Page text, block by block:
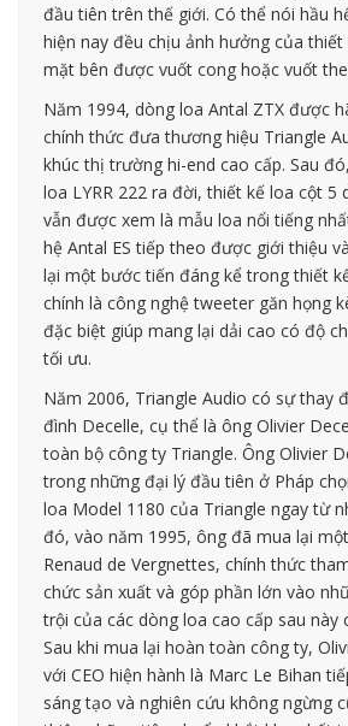
đầu tiên trên thế giới. Có thể nói hầu
hiện nay đều chịu ảnh hưởng của
mặt bên được vuốt cong hoặc vuốt
Năm 1994, dòng loa Antal ZTX được
chính thức đưa thương hiệu Triangle
khúc thị trường hi-end cao cấp. Sau
loa LYRR 222 ra đời, thiết kế loa cột 5
vẫn được xem là mẫu loa nổi tiếng
hệ Antal ES tiếp theo được giới thiệu
lại một bước tiến đáng kể trong thiết
chính là công nghệ tweeter găn họng
đặc biệt giúp mang lại dải cao có độ
tối ưu.
Năm 2006, Triangle Audio có sự thay
đình Decelle, cụ thể là ông Olivier
toàn bộ công ty Triangle. Ông Olivier
trong những đại lý đầu tiên ở Pháp
loa Model 1180 của Triangle ngay từ
đó, vào năm 1995, ông đã mua lại
Renaud de Vergnettes, chính thức
chức sản xuất và góp phần lớn vào
trội của các dòng loa cao cấp sau này
Sau khi mua lại hoàn toàn công ty,
với CEO hiện hành là Marc Le Bihan
sáng tạo và nghiên cứu không ngừng